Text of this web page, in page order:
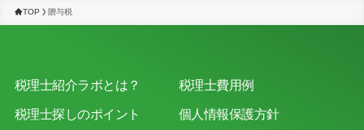
TOP 贈与税
税理士紹介ラボとは？
税理士探しのポイント
税理士費用例
個人情報保護方針